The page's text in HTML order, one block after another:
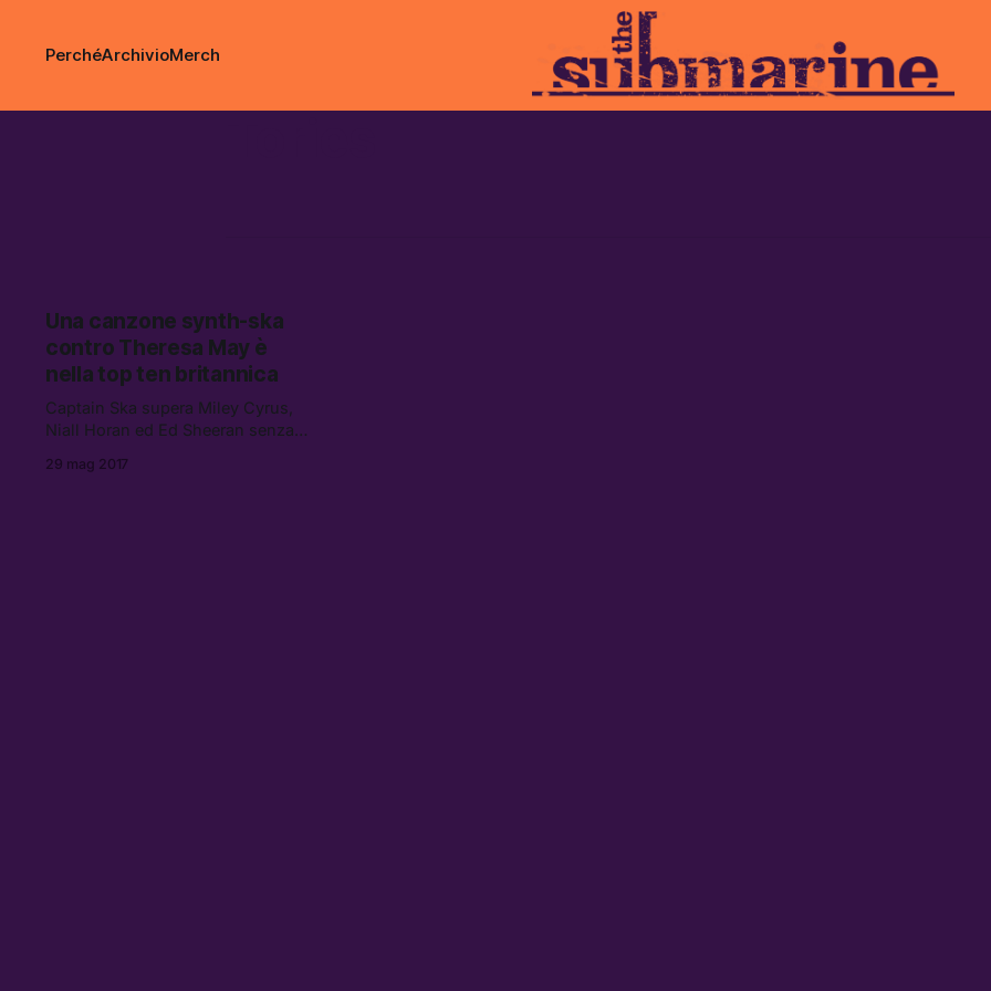
PerchéArchivioMerch
Una canzone synth-ska
contro Theresa May è
nella top ten britannica
Captain Ska supera Miley Cyrus,
Niall Horan ed Ed Sheeran senza
29 mag 2017